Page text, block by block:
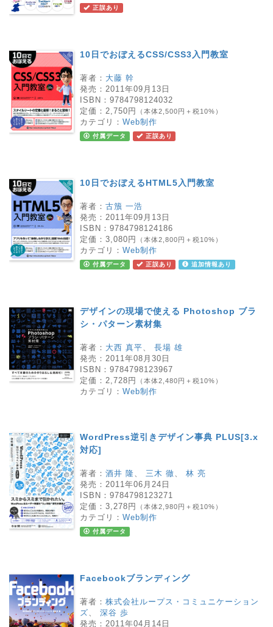
正誤あり
10日でおぼえるCSS/CSS3入門教室
著者： 大藤 幹
発売： 2011年09月13日
ISBN： 9784798124032
定価： 2,750円 （本体2,500円＋税10%）
カテゴリ： Web制作
付属データ 正誤あり
10日でおぼえるHTML5入門教室
著者： 古籏 一浩
発売： 2011年09月13日
ISBN： 9784798124186
定価： 3,080円 （本体2,800円＋税10%）
カテゴリ： Web制作
付属データ 正誤あり 追加情報あり
デザインの現場で使える Photoshop ブラ
シ・パターン素材集
著者： 大西 真平
長場 雄
発売： 2011年08月30日
ISBN： 9784798123967
定価： 2,728円 （本体2,480円＋税10%）
カテゴリ： Web制作
WordPress逆引きデザイン事典 PLUS[3.x
対応]
著者： 酒井 隆 三木 徹
林 亮
発売： 2011年06月24日
ISBN： 9784798123271
定価： 3,278円 （本体2,980円＋税10%）
カテゴリ： Web制作
付属データ
Facebookブランディング
著者： 株式会社ループス・コミュニケーション
ズ
深谷 歩
発売： 2011年04月14日